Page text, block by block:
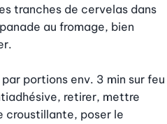
tranches de cervelas dans
au fromage, bien
portions env. 3 min sur feu
retirer, mettre
croustillante, poser le